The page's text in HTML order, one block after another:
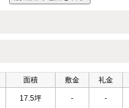
面積 敷金 礼金
17.5坪 - -